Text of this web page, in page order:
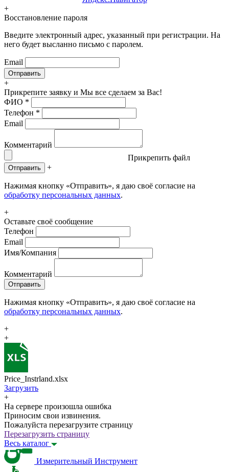
+
Восстановление пароля
Введите электронный адрес, указанный при регистрации. На
него будет высланно письмо с паролем.
Email
+
Прикрепите заявку и Мы все сделаем за Вас!
ФИО *
Телефон *
Email
Комментарий
Прикрепить файл
Отправить +
Нажимая кнопку «Отправить», я даю своё согласие на
обработку персональных данных.
+
Оставьте своё сообщение
Телефон
Email
Имя/Компания
Комментарий
Отправить
Нажимая кнопку «Отправить», я даю своё согласие на
обработку персональных данных.
+
+
Price_Instrland.xlsx
Загрузить
+
На сервере произошла ошибка
Приносим свои извинения.
Пожалуйста перезагрузите страницу
Перезагрузить страницу
Весь каталог
Измерительный Инструмент